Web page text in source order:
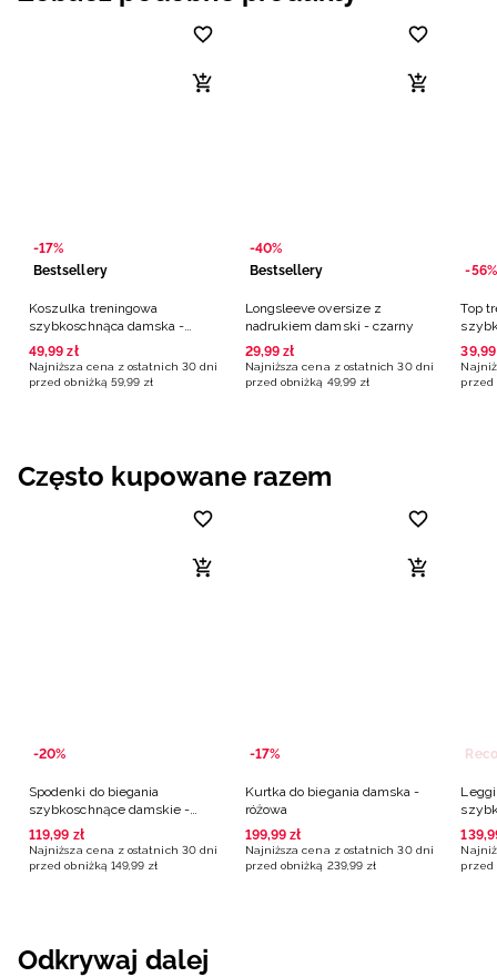
-17%
Bestsellery
Koszulka treningowa
szybkoschnąca damska -
czarna
49,99 zł
Najniższa cena z ostatnich 30 dni
przed obniżką 59,99 zł
-40%
Bestsellery
Longsleeve oversize z
nadrukiem damski - czarny
29,99 zł
Najniższa cena z ostatnich 30 dni
przed obniżką 49,99 zł
-56%
Top
39,99
przed
Często kupowane razem
-20%
Spodenki do biegania
szybkoschnące damskie -
różowe
119,99 zł
Najniższa cena z ostatnich 30 dni
przed obniżką 149,99 zł
-17%
Kurtka do biegania damska -
różowa
199,99 zł
Najniższa cena z ostatnich 30 dni
przed obniżką 239,99 zł
139,
przed
Odkrywaj dalej